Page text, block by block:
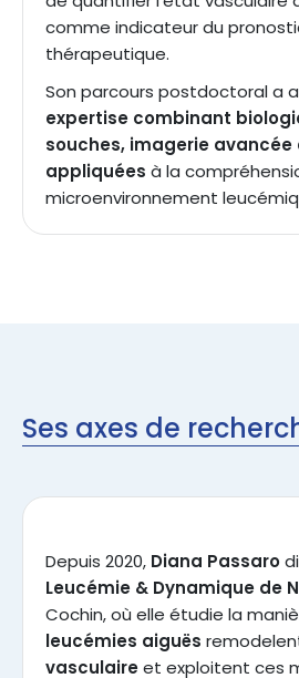
comme indicateur du
thérapeutique.
Son parcours postdoctoral a
expertise combinant
souches, imagerie
appliquées à la
microenvironnement
Ses axes de
Depuis 2020, Diana Passaro
Leucémie & Dynamique de
Cochin, où elle étudie la
leucémies aiguës
vasculaireet exploitent ces